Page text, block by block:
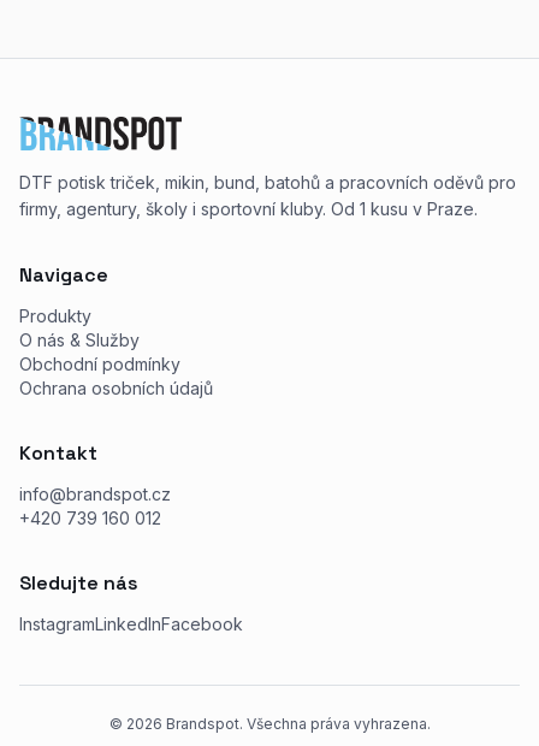
DTF potisk triček, mikin, bund, batohů a pracovních oděvů pro
firmy, agentury, školy i sportovní kluby. Od 1 kusu v Praze.
Navigace
Produkty
O nás & Služby
Obchodní podmínky
Ochrana osobních údajů
Kontakt
info@brandspot.cz
+420 739 160 012
Sledujte nás
InstagramLinkedInFacebook
© 2026 Brandspot. Všechna práva vyhrazena.